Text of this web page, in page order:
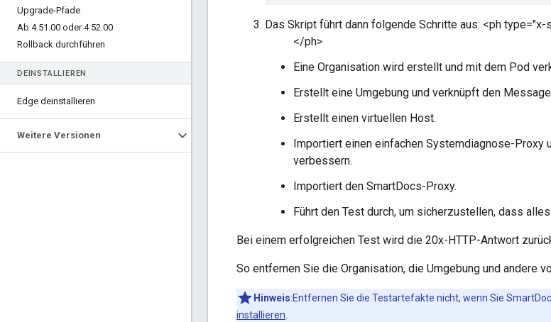
Upgrade-Pfade
Ab 4.51 .00 oder 4.52.00
Rollback durchführen
DEINSTALLIEREN
Edge deinstallieren
Weitere Versionen
Das Skript führt dann folgende Schritte aus: <ph
</ph>
Eine Organisation wird erstellt und mit dem Pod
Erstellt eine Umgebung und verknüpft den
Erstellt einen virtuellen Host.
Importiert einen einfachen Systemdiagnose-Proxy
verbessern.
Importiert den SmartDocs-Proxy.
Führt den Test durch, um sicherzustellen, dass
Bei einem erfolgreichen Test wird die 20x-HTTP-Antwort
So entfernen Sie die Organisation, die Umgebung und andere
Hinweis:Entfernen Sie die Testartefakte nicht, wenn Sie
installieren